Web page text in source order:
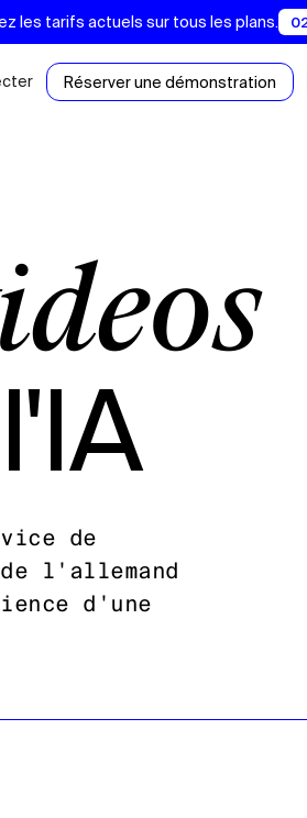
les tarifs actuels sur tous les plans.
Réserver une démonstration
de
l'allemand
d'une